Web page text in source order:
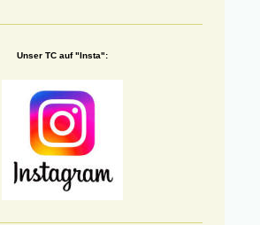
Unser TC auf "Insta":